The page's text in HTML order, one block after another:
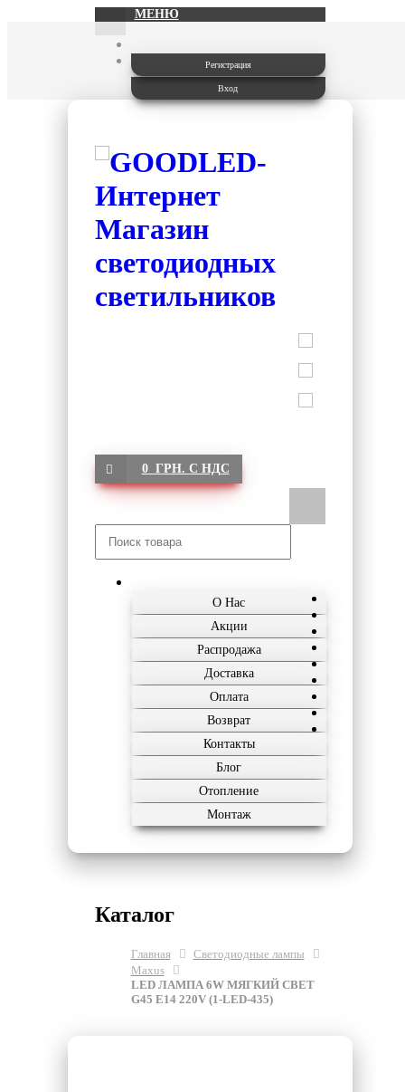
МЕНЮ
Регистрация
Вход
0 ГРН. С НДС
О Нас
Акции
Распродажа
Доставка
Оплата
Возврат
Контакты
Блог
Отопление
Монтаж
Каталог
Главная
Светодиодные лампы
Maxus
LED ЛАМПА 6W МЯГКИЙ СВЕТ
G45 Е14 220V (1-LED-435)